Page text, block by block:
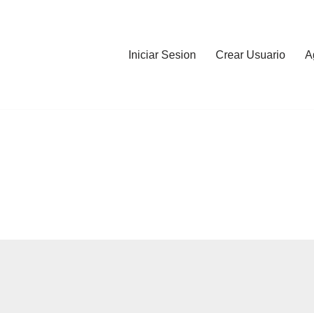
Iniciar Sesion Crear Usuario